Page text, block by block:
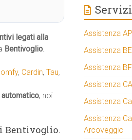
legati alla
Bentivoglio.
, Cardin, Tau,
, noi
Bentivoglio.
Assistenza
Assistenza
Assistenza
Assistenza
Assistenza
Assistenza
Arcoveggio